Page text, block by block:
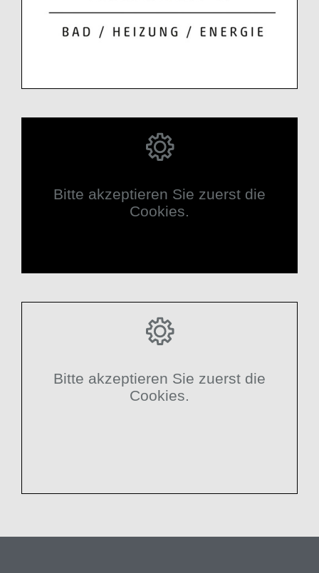
Bitte akzeptieren Sie zuerst die
Cookies.
Bitte akzeptieren Sie zuerst die
Cookies.